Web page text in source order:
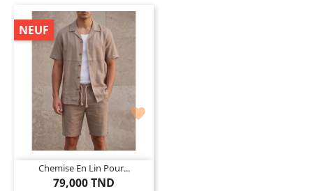

Chemise En Lin Pour...
79,000 TND
NEUF